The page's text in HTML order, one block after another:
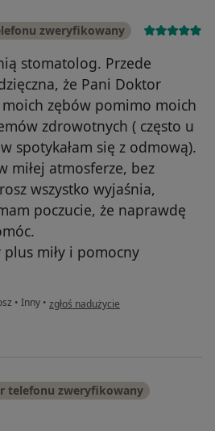
zweryfikowany
stomatolog. Przede
że Pani Doktor
moich zębów pomimo moich
zdrowotnych ( często u
spotykałam się z odmową).
miłej atmosferze, bez
wszystko wyjaśnia,
poczucie, że naprawdę
miły i pomocny
• Inny • w opinii użytkownika Natalia
zgłoś nadużycie
telefonu zweryfikowany